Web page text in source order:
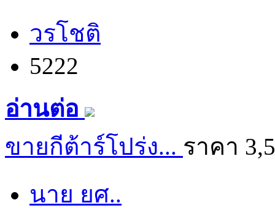
วรโชติ
5222
อ่านต่อ
ขายกีต้าร์โปร่ง... ราคา
นาย ยศ..